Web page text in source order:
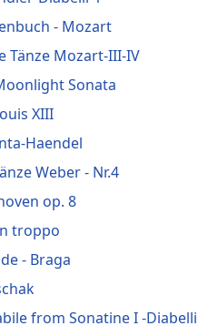
- Mozart
Tänze Mozart-III-IV
Sonata
XIII
Haendel
Weber - Nr.4
op. 8
troppo
- Braga
from Sonatine I -Diabelli